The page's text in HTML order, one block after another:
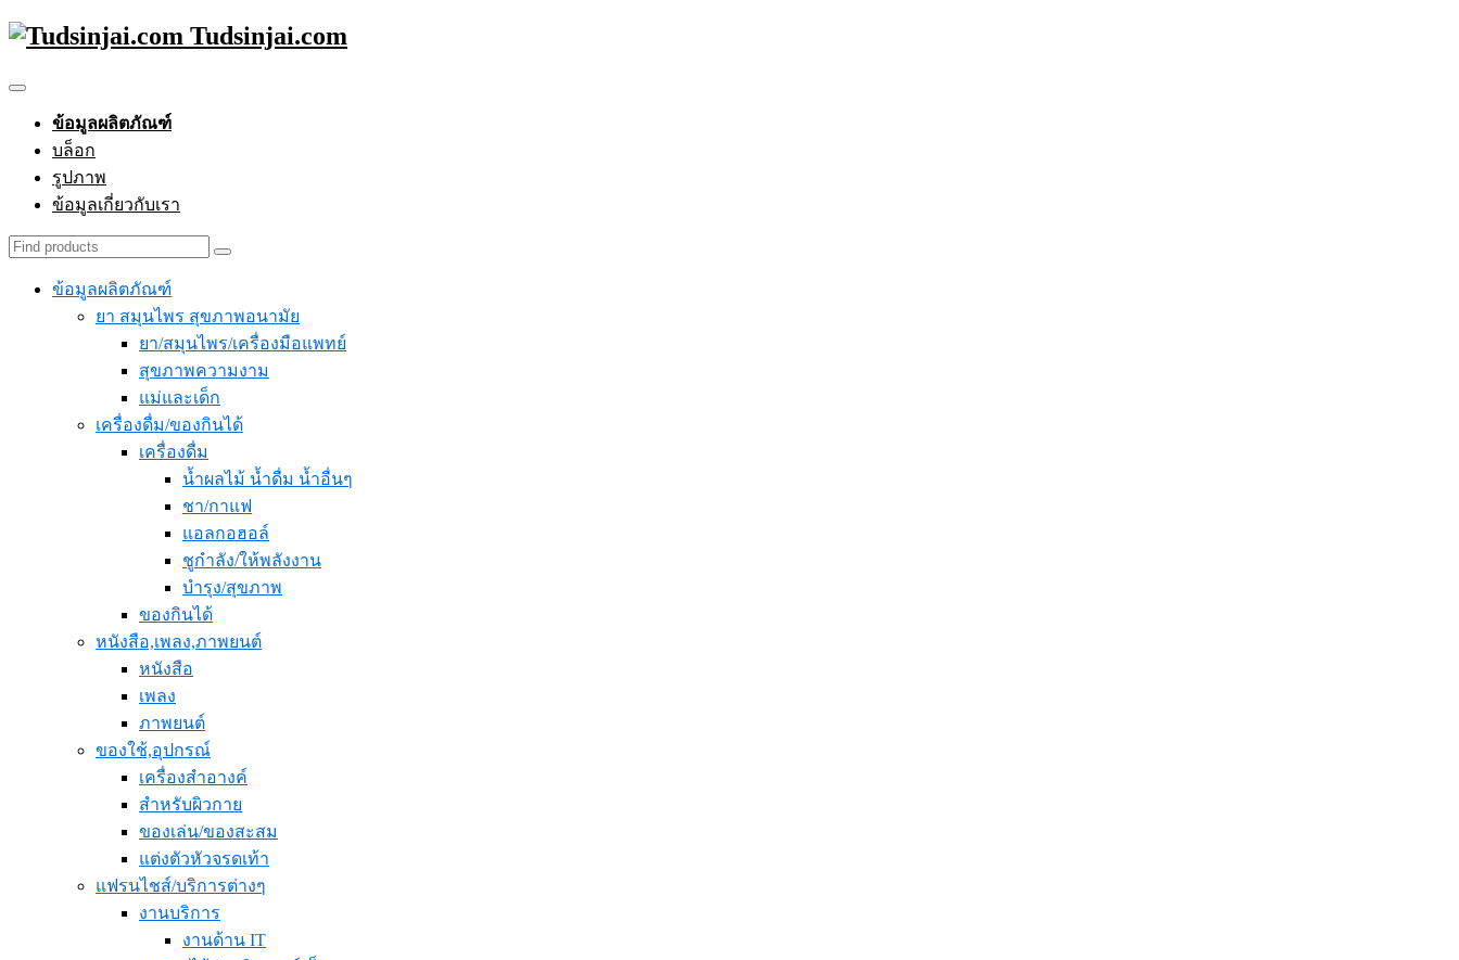
Tudsinjai.com
ข้อมูลผลิตภัณฑ์
บล็อก
รูปภาพ
ข้อมูลเกี่ยวกับเรา
ข้อมูลผลิตภัณฑ์
ยา สมุนไพร สุขภาพอนามัย
ยา/สมุนไพร/เครื่องมือแพทย์
สุขภาพความงาม
แม่และเด็ก
เครื่องดื่ม/ของกินได้
เครื่องดื่ม
น้ำผลไม้ น้ำดื่ม น้ำอื่นๆ
ชา/กาแฟ
แอลกอฮอล์
ชูกำลัง/ให้พลังงาน
บำรุง/สุขภาพ
ของกินได้
หนังสือ,เพลง,ภาพยนต์
หนังสือ
เพลง
ภาพยนต์
ของใช้,อุปกรณ์
เครื่องสำอางค์
สำหรับผิวกาย
ของเล่น/ของสะสม
แต่งตัวหัวจรดเท้า
แฟรนไชส์/บริการต่างๆ
งานบริการ
งานด้าน IT